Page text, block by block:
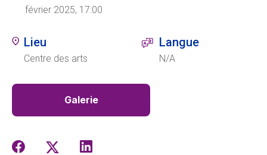
Institut
Contact
février 2025, 17:00
Lieu
Centre des arts
Langue
N/A
Galerie